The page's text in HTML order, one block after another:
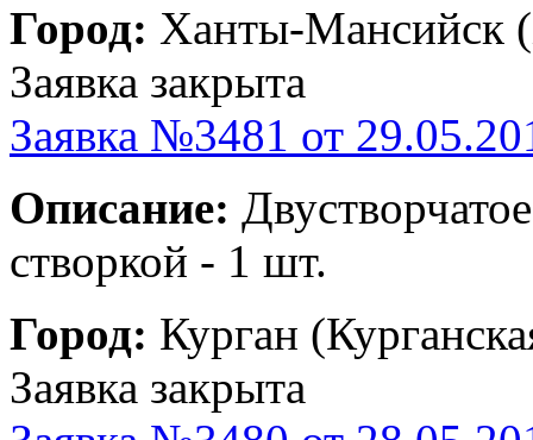
Город: Ханты-Мансийск
Заявка закрыта
Заявка №3481 от
Описание:
створкой - 1 шт.
Город: Курган
Заявка закрыта